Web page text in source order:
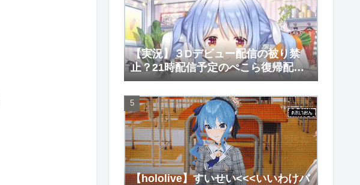
【実況】３Dデビュー配信の被り禁
止？21時配信予定のぺこら復帰配信
がなぜか始まらない件【兎田ぺこ
ら】
【hololive】すいせい<<<いいわけバ